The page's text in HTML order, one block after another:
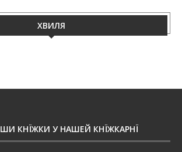
ХВИЛЯ
КНЇЖКИ У НАШЕЙ КНЇЖКАРНЇ